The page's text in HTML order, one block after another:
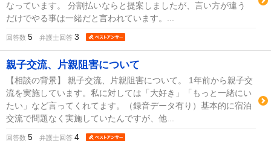
なっています。 分割払いならと提案しましたが、言い方が違う
だけでやる事は一緒だと言われています。...
回答数 5 弁護士回答 3
親子交流、片親阻害について
【相談の背景】 親子交流、片親阻害について。 1年前から親子交
流を実施しています。私に対しては「大好き」「もっと一緒にい
たい」など言ってくれてます。（録音データ有り）基本的に宿泊
交流で問題なく実施していたんですが、他...
回答数 5 弁護士回答 4